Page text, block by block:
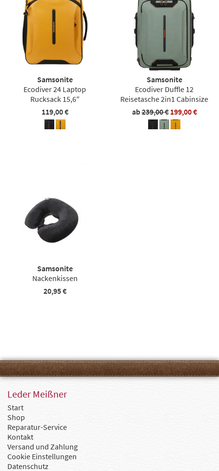
Samsonite
Ecodiver 24 Laptop
Rucksack 15,6″
119,00 €
Samsonite
Ecodiver Duffle 12
Reisetasche 2in1 Cabinsize
ab239,00 € 199,00 €
Samsonite
Nackenkissen
20,95 €
Leder Meißner
Start
Shop
Reparatur-Service
Kontakt
Versand und Zahlung
Cookie Einstellungen
Datenschutz